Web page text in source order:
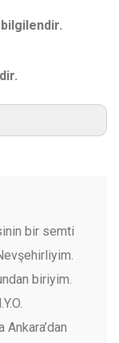
bir semti
biriyim.